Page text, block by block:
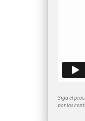
Siga el
por los